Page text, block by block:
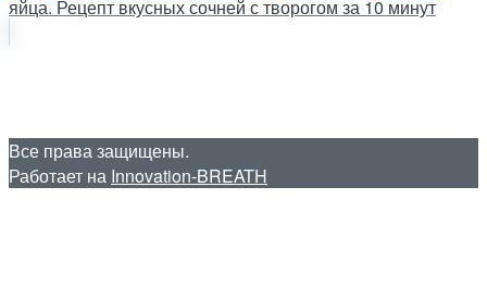
яйца. Рецепт вкусных сочней с творогом за 10 минут
Все права защищены.
Работает на Innovation-BREATH